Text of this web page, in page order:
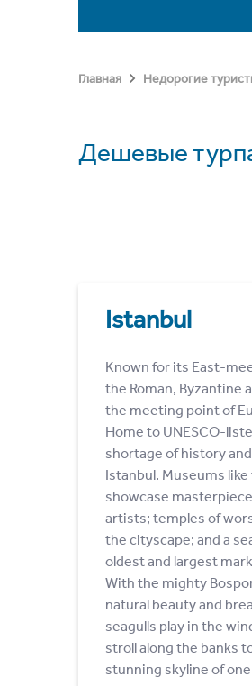
Главная Недорогие
Дешевые
Istanbul
Known for its East-
the Roman, Byzantine
the meeting point of
Home to UNESCO-
shortage of history
Istanbul. Museums like
showcase
artists; temples of
the cityscape; and a
oldest and largest
With the mighty
natural beauty and
seagulls play in the
stroll along the banks
stunning skyline of